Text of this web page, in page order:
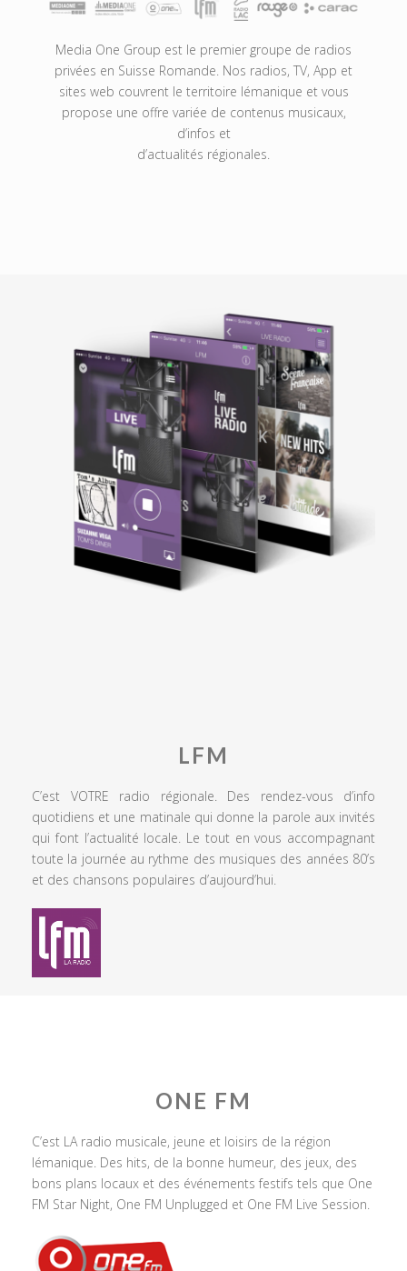
Media One Group est le premier groupe de radios
privées en Suisse Romande. Nos radios, TV, App et
sites web couvrent le territoire lémanique et vous
propose une offre variée de contenus musicaux,
d’infos et
d’actualités régionales.
LFM
C’est VOTRE radio régionale. Des rendez-vous d’info
quotidiens et une matinale qui donne la parole aux invités
qui font l’actualité locale. Le tout en vous accompagnant
toute la journée au rythme des musiques des années 80’s
et des chansons populaires d’aujourd’hui.
ONE FM
C’est LA radio musicale, jeune et loisirs de la région
lémanique. Des hits, de la bonne humeur, des jeux, des
bons plans locaux et des événements festifs tels que One
FM Star Night, One FM Unplugged et One FM Live Session.